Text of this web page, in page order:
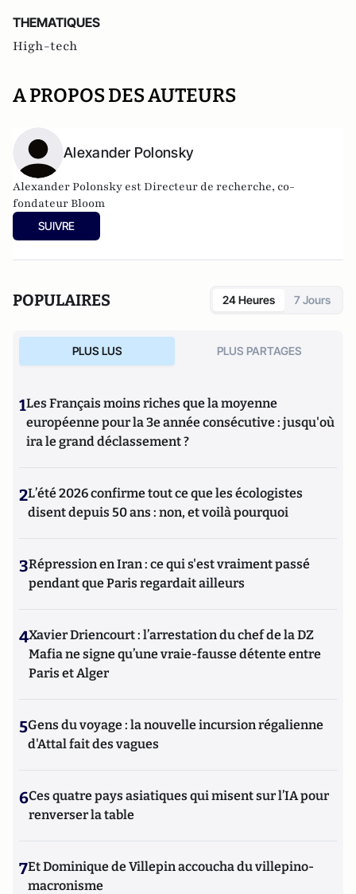
THEMATIQUES
High-tech
A PROPOS DES AUTEURS
Alexander Polonsky
Alexander Polonsky est Directeur de recherche, co-
fondateur Bloom
SUIVRE
POPULAIRES 24 Heures 7 Jours
PLUS LUS PLUS PARTAGES
1Les Français moins riches que la moyenne
européenne pour la 3e année consécutive : jusqu'où
ira le grand déclassement ?
2L’été 2026 confirme tout ce que les écologistes
disent depuis 50 ans : non, et voilà pourquoi
3Répression en Iran : ce qui s'est vraiment passé
pendant que Paris regardait ailleurs
4Xavier Driencourt : l’arrestation du chef de la DZ
Mafia ne signe qu’une vraie-fausse détente entre
Paris et Alger
5Gens du voyage : la nouvelle incursion régalienne
d'Attal fait des vagues
6Ces quatre pays asiatiques qui misent sur l’IA pour
renverser la table
7Et Dominique de Villepin accoucha du villepino-
macronisme